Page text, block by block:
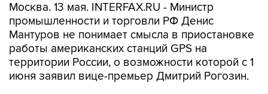
Москва. 13 мая. INTERFAX.RU - Министр
промышленности и торговли РФ Денис
Мантуров не понимает смысла в приостановке
работы американских станций GPS на
территории России, о возможности которой с 1
июня заявил вице-премьер Дмитрий Рогозин.